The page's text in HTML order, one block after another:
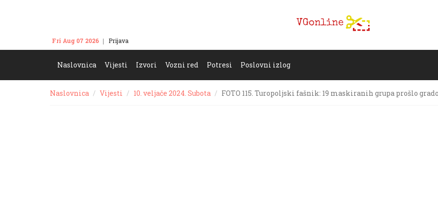
Fri Aug 07 2026 Prijava
Naslovnica Vijesti Izvori Vozni red Potresi Poslovni izlog
Naslovnica Vijesti 10. veljače 2024. Subota FOTO 115. Turopoljski fašnik: 19 maskiranih grupa prošlo